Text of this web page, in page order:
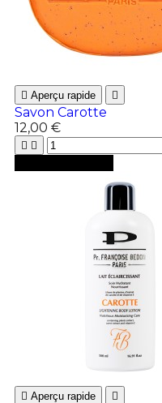
 Aperçu rapide 
Savon Carotte
12,00 €
 
 Aperçu rapide 